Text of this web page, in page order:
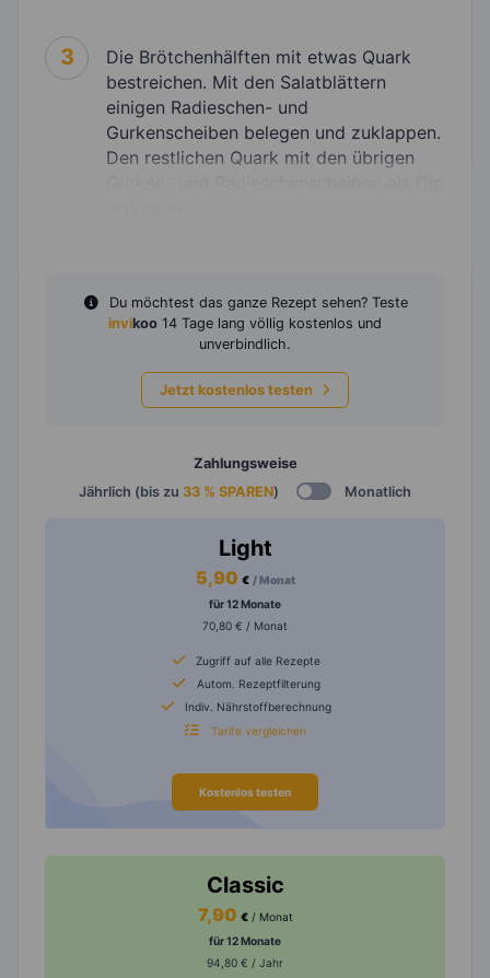
3
Die Brötchenhälften mit etwas Quark
bestreichen. Mit den Salatblättern
einigen Radieschen- und
Gurkenscheiben belegen und zuklappen.
Den restlichen Quark mit den übrigen
Du möchtest das ganze Rezept sehen? Teste
invikoo 14 Tage lang völlig kostenlos und
unverbindlich.
Jetzt kostenlos testen
Zahlungsweise
Jährlich (bis zu 33 % SPAREN) Monatlich
Light
5,90 € / Monat
für 12 Monate
70,80 € / Monat
Zugriff auf alle Rezepte
Autom. Rezeptfilterung
Indiv. Nährstoffberechnung
Tarife vergleichen
Kostenlos testen
Classic
7,90 € / Monat
für 12 Monate
94,80 € / Jahr